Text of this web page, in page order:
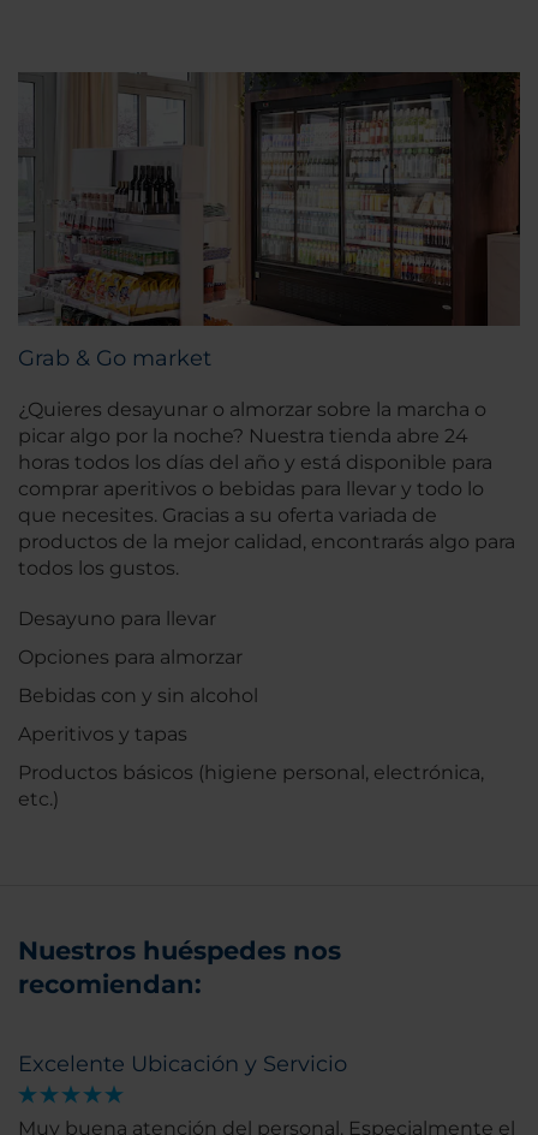
Grab & Go market
¿Quieres desayunar o almorzar sobre la marcha o
picar algo por la noche? Nuestra tienda abre 24
horas todos los días del año y está disponible para
comprar aperitivos o bebidas para llevar y todo lo
que necesites. Gracias a su oferta variada de
productos de la mejor calidad, encontrarás algo para
todos los gustos.
Desayuno para llevar
Opciones para almorzar
Bebidas con y sin alcohol
Aperitivos y tapas
Productos básicos (higiene personal, electrónica,
etc.)
Nuestros huéspedes nos
recomiendan:
Excelente Ubicación y Servicio
Muy buena atención del personal. Especialmente el